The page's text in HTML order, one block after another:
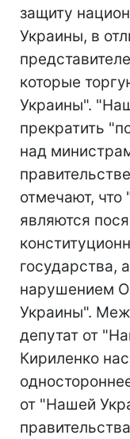
защиту
Украины, в
которые
Украины".
прекратить
над
отмечают, что
являются
государства,
нарушением
Украины".
депутат от
Кириленко
от "Нашей